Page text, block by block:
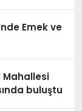
Emek ve
Mahallesi
buluştu